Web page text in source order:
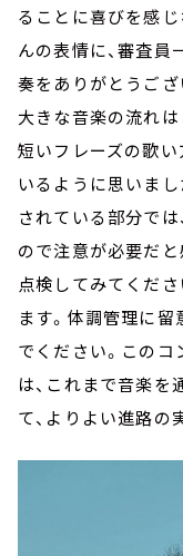
ることに喜びを感
んの表情に、審査員
奏をありがとうご
大きな音楽の流れは
短いフレーズの歌
いるように思いま
されている部分で
ので注意が必要だと
点検してみてくだ
ます。体調管理に
でください。この
は、これまで音楽
て、よりよい進路の